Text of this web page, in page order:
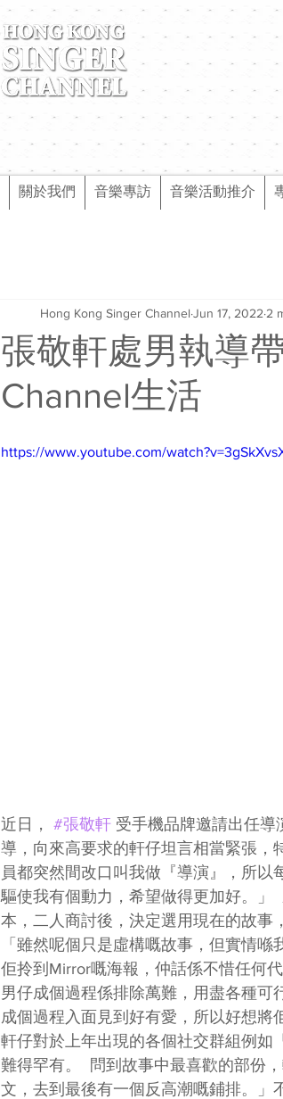
關於我們 音樂專訪 音樂活動推介
張敬軒處男執導
Channel生活
Hong Kong Singer Channel Jun 17, 2022 2
https://www.youtube.com/
近日， #張敬軒 受手機品牌邀請出任導
導，向來高要求的軒仔坦言相當緊張，
員都突然間改口叫我做『導演』，所以
驅使我有個動力，希望做得更加好。」
本，二人商討後，決定選用現在的故事
「雖然呢個只是虛構嘅故事，但實情
佢拎到Mirror嘅海報，仲話係不惜任何
男仔成個過程係排除萬難，用盡各種
成個過程入面見到好有愛，所以好想
軒仔對於上年出現的各個社交群組例如
難得罕有。  問到故事中最喜歡的部份
文，去到最後有一個反高潮嘅鋪排。」